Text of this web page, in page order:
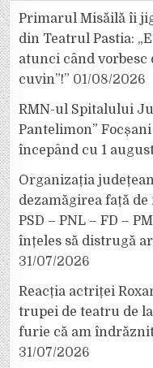
Primarul Misăilă îi
din Teatrul Pastia:
atunci când vorbesc
cuvin”!” 01/08/2026
RMN-ul Spitalului
Pantelimon”
începând cu 1
Organizația
dezamăgirea față
PSD – PNL – FD –
înțeles să distrugă
31/07/2026
Reacția actriței
trupei de teatru de
furie că am
31/07/2026